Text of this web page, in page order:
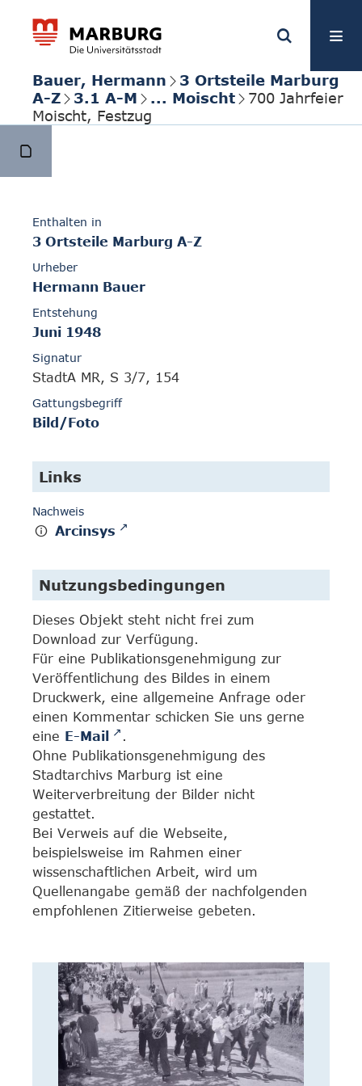
Bauer, Hermann
3 Ortsteile Marburg
A-Z
3.1 A-M ... Moischt
700 Jahrfeier
Moischt, Festzug
Enthalten in
3 Ortsteile Marburg A-Z
Urheber
Hermann Bauer
Entstehung
Juni 1948
Signatur
StadtA MR, S 3/7, 154
Gattungsbegriff
Bild/Foto
Links
Nachweis
Arcinsys
Nutzungsbedingungen
Dieses Objekt steht nicht frei zum
Download zur Verfügung.
Für eine Publikationsgenehmigung zur
Veröffentlichung des Bildes in einem
Druckwerk, eine allgemeine Anfrage oder
einen Kommentar schicken Sie uns gerne
eine E-Mail
.
Ohne Publikationsgenehmigung des
Stadtarchivs Marburg ist eine
Weiterverbreitung der Bilder nicht
gestattet.
Bei Verweis auf die Webseite,
beispielsweise im Rahmen einer
wissenschaftlichen Arbeit, wird um
Quellenangabe gemäß der nachfolgenden
empfohlenen Zitierweise gebeten.